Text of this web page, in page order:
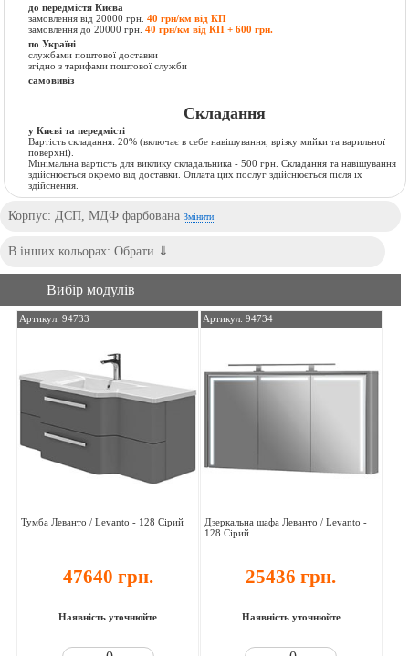
до передмістя Києва
замовлення від 20000 грн.40 грн/км від КП
замовлення до 20000 грн.40 грн/км від КП + 600 грн.
по Україні
службами поштової доставки
згідно з тарифами поштової служби
самовивіз
Складання
у Києві та передмісті
Вартість складання:20% (включає в себе навішування, врізку мийки та варильної
поверхні).
Мінімальна вартість для виклику складальника - 500 грн. Складання та навішування
здійснюється окремо від доставки. Оплата цих послуг здійснюється після їх
здійснення.
Корпус: ДСП, МДФ фарбованаЗмінити
Вибір модулів
Артикул: 94733
Тумба Леванто / Levanto - 128 Сірий
47640 грн.
Наявність уточнюйте
Артикул: 94734
Дзеркальна шафа Леванто / Levanto -
128 Сірий
25436 грн.
Наявність уточнюйте